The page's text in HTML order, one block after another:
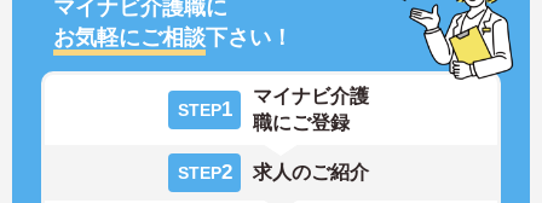
マイナビ介護職に
お気軽にご相談下さい！
STEP1
マイナビ介護
職にご登録
STEP2 求人のご紹介